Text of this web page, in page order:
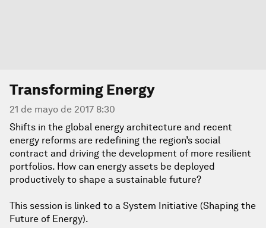
Transforming Energy
21 de mayo de 2017 8:30
Shifts in the global energy architecture and recent
energy reforms are redefining the region’s social
contract and driving the development of more resilient
portfolios. How can energy assets be deployed
productively to shape a sustainable future?
This session is linked to a System Initiative (Shaping the
Future of Energy).